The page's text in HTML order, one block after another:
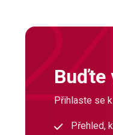
Buďte
Přihlaste se
Přehled,